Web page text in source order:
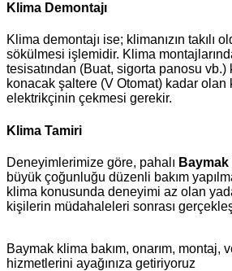
Klima Demontajı
Klima demontajı ise; klimanızın takılı
sökülmesi işlemidir. Klima
tesisatından (Buat, sigorta panosu vb.)
konacak şaltere (V Otomat) kadar
elektrikçinin çekmesi gerekir.
Klima Tamiri
Deneyimlerimize göre, pahalı Baymak
büyük çoğunluğu düzenli bakım
klima konusunda deneyimi az olan
kişilerin müdahaleleri sonrası
Baymak klima bakım, onarım, montaj,
hizmetlerini ayağınıza getiriyoruz